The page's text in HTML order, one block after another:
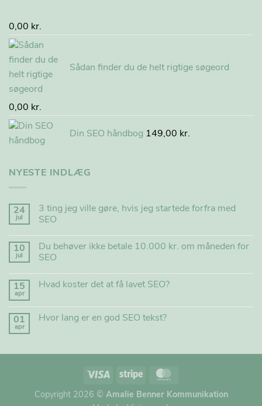
Vurderet
5.00ud af
5
0,00 kr.
Sådan finder du de helt rigtige søgeord
0,00 kr.
Din SEO håndbog 149,00 kr.
NYESTE INDLÆG
24
jul
3 ting jeg ville gøre, hvis jeg startede forfra med
SEO
10
jul
Du behøver ikke betale 10.000 kr. om måneden for
SEO
15
apr
Hvad koster det at få lavet SEO?
01
apr
Hvor lang er en god SEO tekst?
Copyright 2026 © Amalie Benner Kommunikation